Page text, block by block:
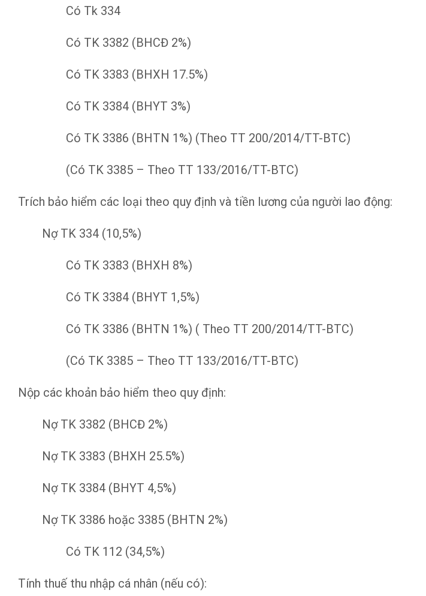
Có Tk 334
Có TK 3382 (BHCĐ 2%)
Có TK 3383 (BHXH 17.5%)
Có TK 3384 (BHYT 3%)
Có TK 3386 (BHTN 1%) (Theo TT 200/2014/TT-BTC)
(Có TK 3385 – Theo TT 133/2016/TT-BTC)
Trích bảo hiểm các loại theo quy định và tiền lương của người lao động:
Nợ TK 334 (10,5%)
Có TK 3383 (BHXH 8%)
Có TK 3384 (BHYT 1,5%)
Có TK 3386 (BHTN 1%) ( Theo TT 200/2014/TT-BTC)
(Có TK 3385 – Theo TT 133/2016/TT-BTC)
Nộp các khoản bảo hiểm theo quy định:
Nợ TK 3382 (BHCĐ 2%)
Nợ TK 3383 (BHXH 25.5%)
Nợ TK 3384 (BHYT 4,5%)
Nợ TK 3386 hoặc 3385 (BHTN 2%)
Có TK 112 (34,5%)
Tính thuế thu nhập cá nhân (nếu có):